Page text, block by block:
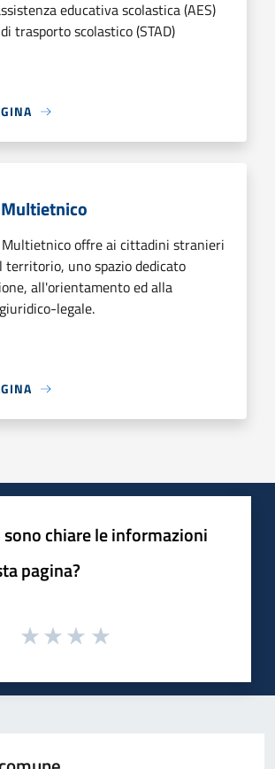
educativa scolastica (AES)
trasporto scolastico (STAD)
Multietnico offre ai cittadini stranieri
territorio, uno spazio dedicato
all'orientamento ed alla
legale.
sono chiare le informazioni
pagina?